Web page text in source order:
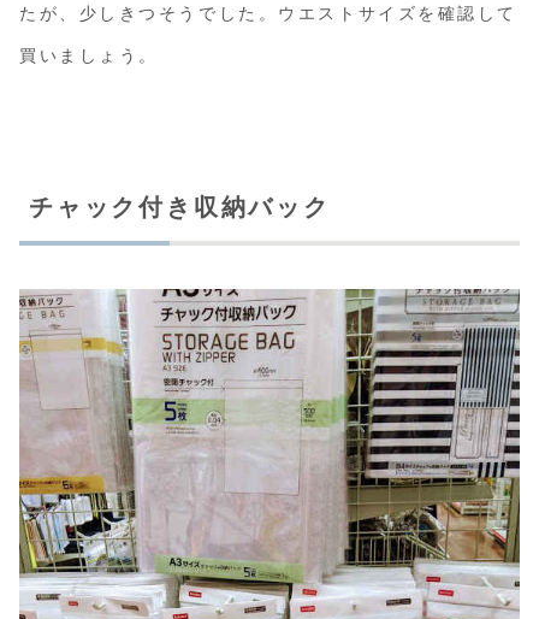
たが、少しきつそうでした。ウエストサイズを確認して
買いましょう。
チャック付き収納バック